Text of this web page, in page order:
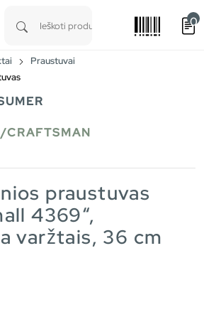
0
Praustuvai
CRAFTSMAN
praustuvas
4369“,
varžtais, 36 cm